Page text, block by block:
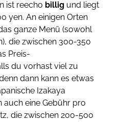
ist reecho billigund liegt
yen. An einigen Orten
ganze Menü (sowohl
die zwischen 300-350
Preis-
du vorhast viel zu
dann kann es etwas
Izakaya
auch eine Gebühr pro
die zwischen 200-500